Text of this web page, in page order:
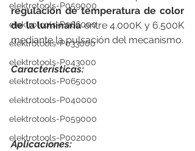
elektrotools-P059000
elektrotools-P086000
elektrotools-P033000
elektrotools-P043000
elektrotools-P065000
elektrotools-P040000
elektrotools-P059000
elektrotools-P002000
regulación de temperatura de color
de la luminaria entre 4.000K y 6.500K
mediante la pulsación del mecanismo.
Características:
Aplicaciones: